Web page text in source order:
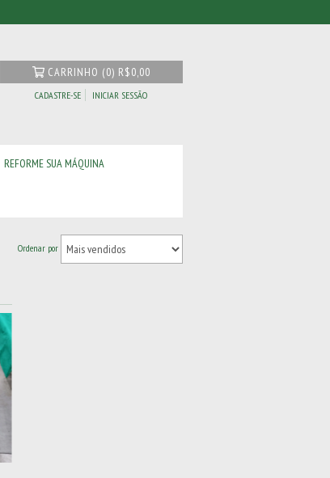
CARRINHO (0) R$0,00
CADASTRE-SE INICIAR SESSÃO
REFORME SUA MÁQUINA
Ordenar por